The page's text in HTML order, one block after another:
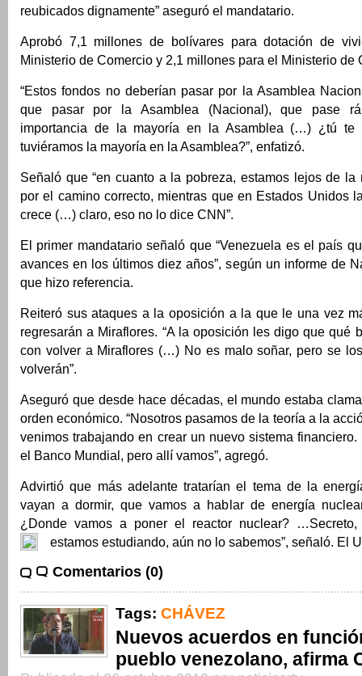
reubicados dignamente” aseguró el mandatario.
Aprobó 7,1 millones de bolívares para dotación de
Ministerio de Comercio y 2,1 millones para el Ministerio de
“Estos fondos no deberían pasar por la Asamblea
que pasar por la Asamblea (Nacional), que pase
importancia de la mayoría en la Asamblea (…) ¿tú te
tuviéramos la mayoría en la Asamblea?”, enfatizó.
Señaló que “en cuanto a la pobreza, estamos lejos de la
por el camino correcto, mientras que en Estados Unidos
crece (…) claro, eso no lo dice CNN”.
El primer mandatario señaló que “Venezuela es el país
avances en los últimos diez años”, según un informe de
que hizo referencia.
Reiteró sus ataques a la oposición a la que le una vez
regresarán a Miraflores. “A la oposición les digo que qué
con volver a Miraflores (…) No es malo soñar, pero se
volverán”.
Aseguró que desde hace décadas, el mundo estaba
orden económico. “Nosotros pasamos de la teoría a la
venimos trabajando en crear un nuevo sistema
el Banco Mundial, pero allí vamos”, agregó.
Advirtió que más adelante tratarían el tema de la
vayan a dormir, que vamos a hablar de energía
¿Donde vamos a poner el reactor nuclear?
estamos estudiando, aún no lo sabemos”, señaló. El
Comentarios (0)
Tags: CHÁVEZ
Nuevos acuerdos en
pueblo venezolano, afirma